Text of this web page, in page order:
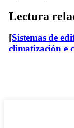
Lectura
[Sistemas de
climatización e